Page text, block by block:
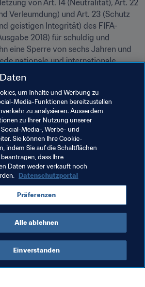
von Art. 14 (Neutralität), Art. 22
Verleumdung) und Art. 23 (Schutz
geistigen Integrität) des FIFA-
2018) für schuldig und
eine Sperre von sechs Jahren und
nationale und internationale
sportlich und
ausgesprochen.
Patrice-Edouard Ngaïssona heute
Sperre mitgeteilt und auf
Hier gelangen Sie direkt
um Inhalte und Werbung zu
Media-Funktionen bereitzustellen
zu analysieren. Ausserdem
zu Ihrer Nutzung unserer
Media-, Werbe- und
Sie können Ihre Cookie-
indem Sie auf die Schaltflächen
dass Ihre
Daten weder verkauft noch
Datenschutzportal
Präferenzen
Alle ablehnen
Einverstanden